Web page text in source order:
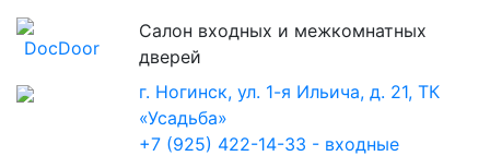
Салон входных и межкомнатных
дверей
г. Ногинск, ул. 1-я Ильича, д. 21, ТК
«Усадьба»
+7 (925) 422-14-33 - входные